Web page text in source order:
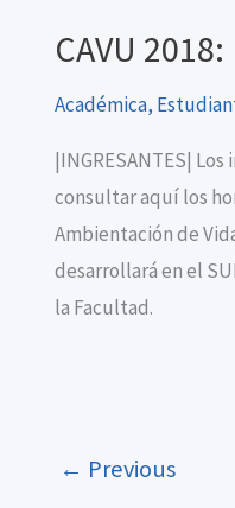
CAVU
Académica,
|INGRESANTES|
consultar aquí los
Ambientación de
desarrollará en el
la Facultad.
← Previous